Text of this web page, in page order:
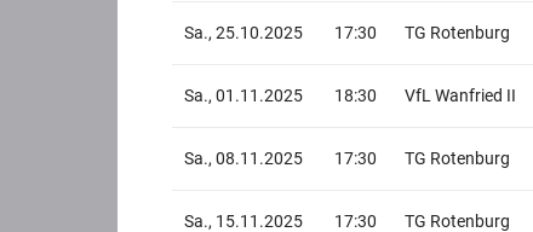
Sa., 25.10.2025 17:30 TG Rotenburg
Sa., 01.11.2025 18:30 VfL Wanfried II
Sa., 08.11.2025 17:30 TG Rotenburg
Sa., 15.11.2025 17:30 TG Rotenburg